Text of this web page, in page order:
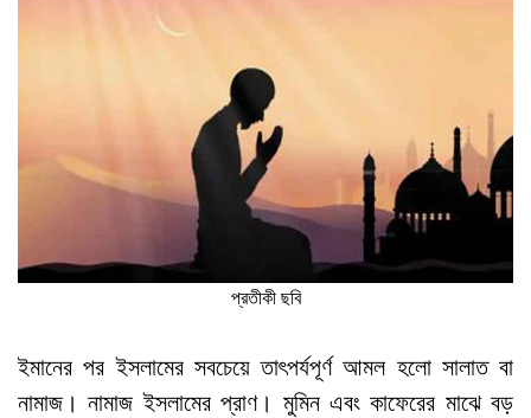
প্রতীকী ছবি
ইমানের পর ইসলামের সবচেয়ে তাৎপর্যপূর্ণ আমল হলো সালাত বা
নামাজ। নামাজ ইসলামের প্রাণ। মুমিন এবং কাফেরের মাঝে বড়